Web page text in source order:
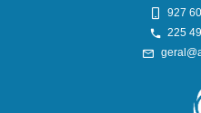
927
225